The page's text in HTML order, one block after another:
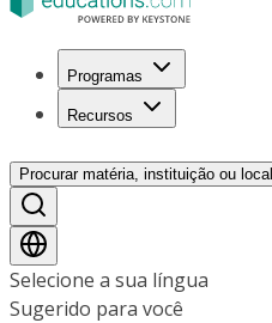
Programas
Recursos
Procurar matéria, instituição ou local
Selecione a sua língua
Sugerido para você